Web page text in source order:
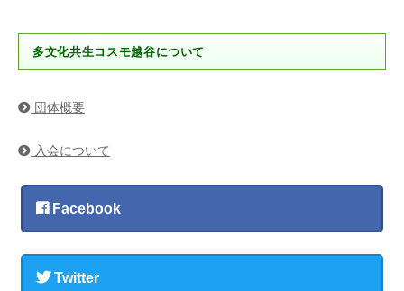
多文化共生コスモ越谷について
団体概要
入会について
Facebook
Twitter